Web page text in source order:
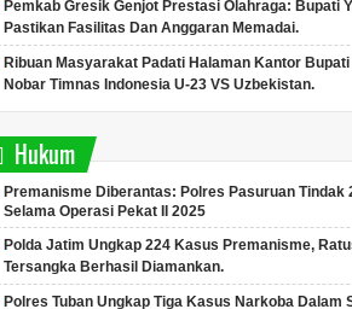
Pemkab Gresik Genjot Prestasi Olahraga: Bupati
Pastikan Fasilitas Dan Anggaran Memadai.
Ribuan Masyarakat Padati Halaman Kantor
Nobar Timnas Indonesia U-23 VS Uzbekistan.
Hukum
Premanisme Diberantas: Polres Pasuruan Tindak
Selama Operasi Pekat II 2025
Polda Jatim Ungkap 224 Kasus Premanisme,
Tersangka Berhasil Diamankan.
Polres Tuban Ungkap Tiga Kasus Narkoba Dalam